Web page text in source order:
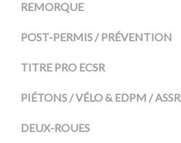
REMORQUE
POST-PERMIS / PRÉVENTION
TITRE PRO ECSR
PIÉTONS / VÉLO & EDPM / ASSR
DEUX-ROUES